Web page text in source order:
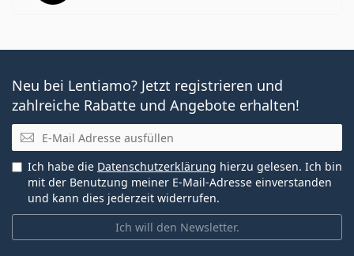
Neu bei Lentiamo? Jetzt registrieren und
zahlreiche Rabatte und Angebote erhalten!
E-Mail
Ich will den Newsletter.
Ich habe die Datenschutzerklärung hierzu gelesen. Ich bin
mit der Benutzung meiner E-Mail-Adresse einverstanden
und kann dies jederzeit widerrufen.